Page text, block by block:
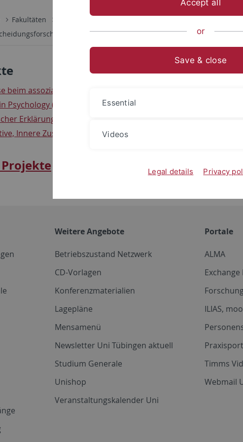
Fakultäten
Projekte
beim assoziativen Lernen
Psychology ("SMIP" - DFG Research Training Group)
Erklärungsansatz der evaluativen Konditionierung (Emmy-
Innere Zustände und Zwanghafte Tendenzen
Weitere Angebote
Betriebszustand Netzwerk
CD-Vorlagen
Konferenzmaterialien
Lagepläne
Mensamenü
Newsletter Uni Tübingen aktuell
Studium Generale
Unishop
Veranstaltungskalender Uni
Portale
ALMA
Exchange
ILIAS,
Timms
Webmail
Accept all
or
Save & close
Essential
Videos
Legal details Privacy